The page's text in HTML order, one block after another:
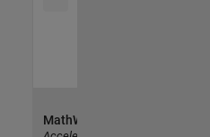
MathWorks